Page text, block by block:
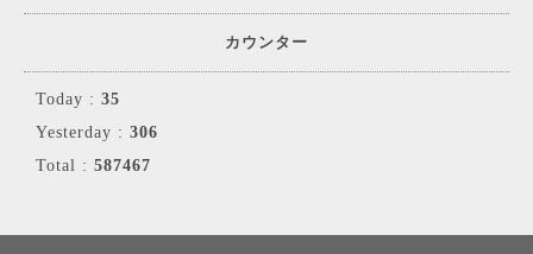
カウンター
Today : 35
Yesterday : 306
Total : 587467